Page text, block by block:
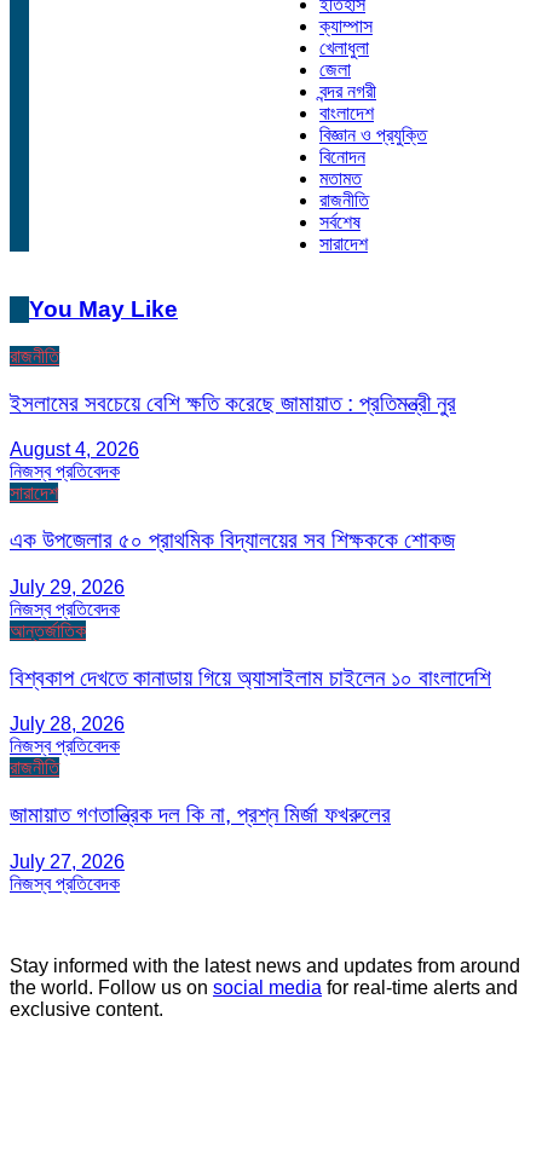
ক্যাম্পাস
খেলাধুলা
জেলা
বন্দর নগরী
বাংলাদেশ
বিজ্ঞান ও প্রযুক্তি
বিনোদন
মতামত
রাজনীতি
সর্বশেষ
সারাদেশ
You May Like
রাজনীতি
ইসলামের সবচেয়ে বেশি ক্ষতি করেছে জামায়াত : প্রতিমন্ত্রী নুর
August 4, 2026
নিজস্ব প্রতিবেদক
সারাদেশ
এক উপজেলার ৫০ প্রাথমিক বিদ্যালয়ের সব শিক্ষককে শোকজ
July 29, 2026
নিজস্ব প্রতিবেদক
আন্তর্জাতিক
বিশ্বকাপ দেখতে কানাডায় গিয়ে অ্যাসাইলাম চাইলেন ১০ বাংলাদেশি
July 28, 2026
নিজস্ব প্রতিবেদক
রাজনীতি
জামায়াত গণতান্ত্রিক দল কি না, প্রশ্ন মির্জা ফখরুলের
July 27, 2026
নিজস্ব প্রতিবেদক
Stay informed with the latest news and updates from around
the world. Follow us on social media for real-time alerts and
exclusive content.